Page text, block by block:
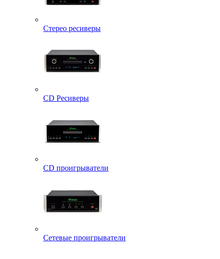
Стерео ресиверы
CD Ресиверы
CD проигрыватели
Сетевые проигрыватели